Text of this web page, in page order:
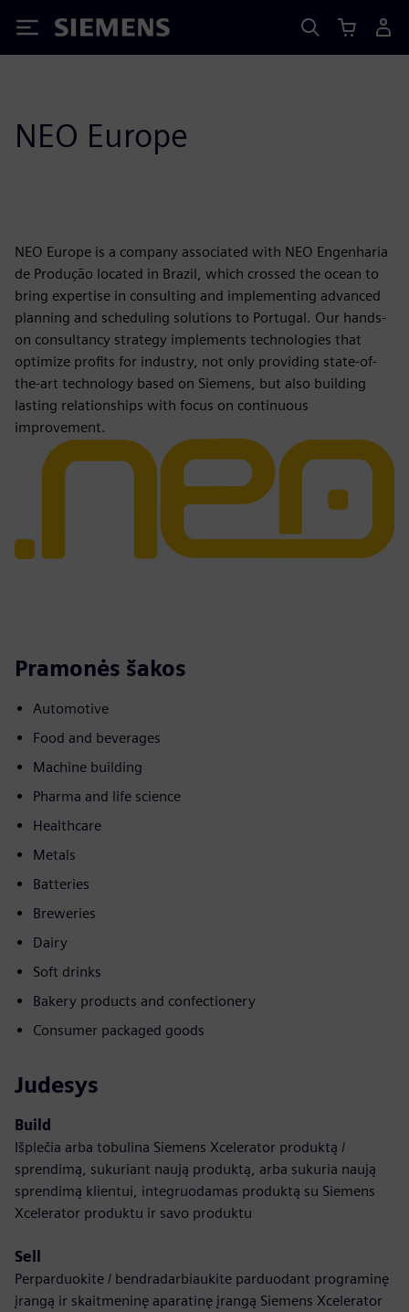
Siemens
NEO Europe
NEO Europe is a company associated with NEO Engenharia
de Produção located in Brazil, which crossed the ocean to
bring expertise in consulting and implementing advanced
planning and scheduling solutions to Portugal. Our hands-
on consultancy strategy implements technologies that
optimize profits for industry, not only providing state-of-
the-art technology based on Siemens, but also building
lasting relationships with focus on continuous
improvement.
Pramonės šakos
Automotive
Food and beverages
Machine building
Pharma and life science
Healthcare
Metals
Batteries
Breweries
Dairy
Soft drinks
Bakery products and confectionery
Consumer packaged goods
Judesys
Build
Išplečia arba tobulina Siemens Xcelerator produktą /
sprendimą, sukuriant naują produktą, arba sukuria naują
sprendimą klientui, integruodamas produktą su Siemens
Xcelerator produktu ir savo produktu
Sell
Perparduokite / bendradarbiaukite parduodant programinę
įrangą ir skaitmeninę aparatinę įrangą Siemens Xcelerator